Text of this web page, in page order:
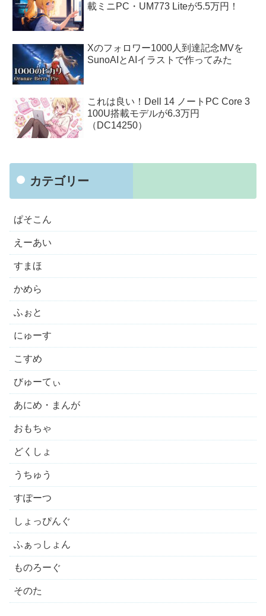
載ミニPC・UM773 Liteが5.5万円！
Xのフォロワー1000人到達記念MVを
SunoAIとAIイラストで作ってみた
これは良い！Dell 14 ノートPC Core 3
100U搭載モデルが6.3万円
（DC14250）
カテゴリー
ぱそこん
えーあい
すまほ
かめら
ふぉと
にゅーす
こすめ
びゅーてぃ
あにめ・まんが
おもちゃ
どくしょ
うちゅう
すぽーつ
しょっぴんぐ
ふぁっしょん
ものろーぐ
そのた